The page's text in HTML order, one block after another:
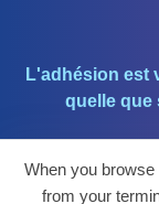
L'adhésion est
quelle que
When you
from your